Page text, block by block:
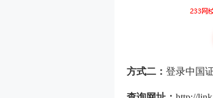
方式二： 登录中国